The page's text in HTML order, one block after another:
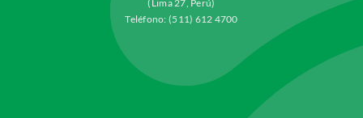
(Lima 27, Perú)
Teléfono: (511) 612 4700